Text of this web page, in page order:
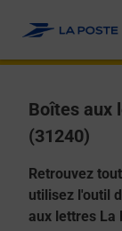
Boîtes aux
(31240)
Retrouvez
utilisez l'outil
aux lettres La